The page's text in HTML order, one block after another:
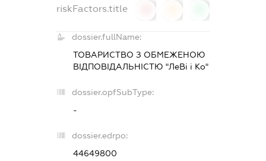
riskFactors.title
dossier.fullName:
ТОВАРИСТВО З ОБМЕЖЕНОЮ
ВІДПОВІДАЛЬНІСТЮ "ЛеВі і Ко"
dossier.opfSubType:
-
dossier.edrpo:
44649800